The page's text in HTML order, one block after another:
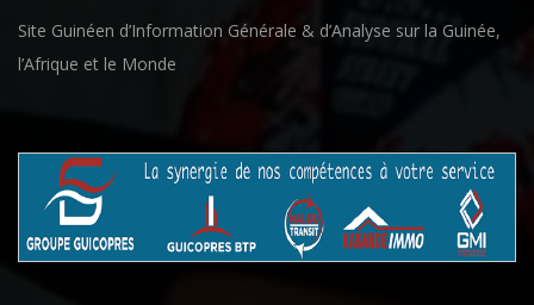
Site Guinéen d’Information Générale & d’Analyse sur la Guinée,
l’Afrique et le Monde